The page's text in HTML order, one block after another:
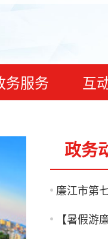
务服务 互
政务
廉江市第